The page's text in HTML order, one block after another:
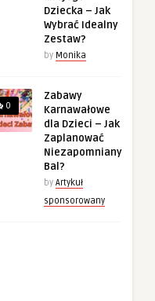
Dziecka – Jak
Wybrać Idealny
Zestaw?
by Monika
0
Zabawy
Karnawałowe
dla Dzieci – Jak
Zaplanować
Niezapomniany
Bal?
by Artykuł
sponsorowany